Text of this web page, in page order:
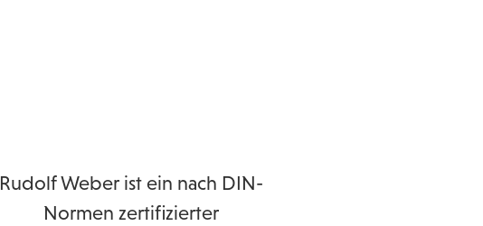
Rudolf Weber ist ein nach DIN-
Normen zertifizierter